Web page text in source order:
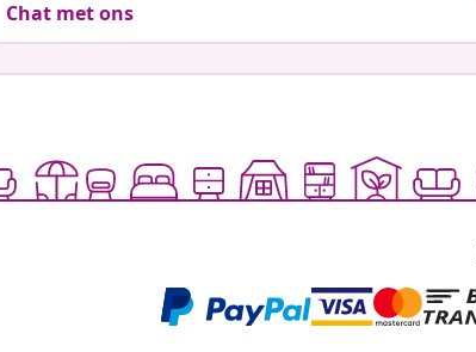
Chat met ons